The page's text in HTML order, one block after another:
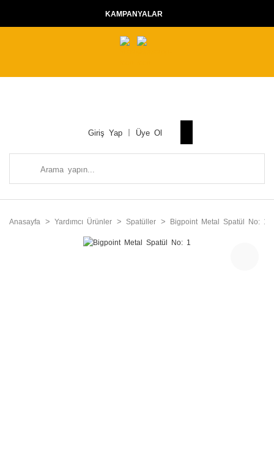
KAMPANYALAR
Giriş Yap Üye Ol
Anasayfa Yardımcı Ürünler Spatüller Bigpoint Metal Spatül No: 1